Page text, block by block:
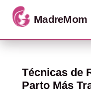
Ir al contenido
Técnicas de
Parto Más